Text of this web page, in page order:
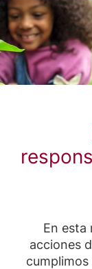
En esta
acciones
cumplimos